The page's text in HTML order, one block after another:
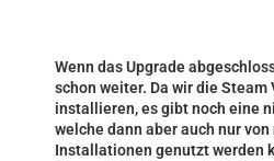
Wenn das Upgrade
schon weiter. Da wir die Steam
installieren, es gibt noch eine
welche dann aber auch nur
Installationen genutzt werden